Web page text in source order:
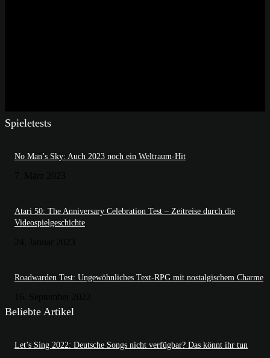
Spieletests
No Man’s Sky: Auch 2023 noch ein Weltraum-Hit
Atari 50: The Anniversary Celebration Test – Zeitreise durch die
Videospielgeschichte
Roadwarden Test: Ungewöhnliches Text-RPG mit nostalgischem Charme
Beliebte Artikel
Let’s Sing 2022: Deutsche Songs nicht verfügbar? Das könnt ihr tun